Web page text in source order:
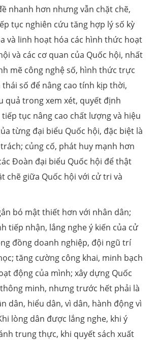
nhanh hơn nhưng vẫn chặt chẽ,
tục nghiên cứu tăng hợp lý số kỳ
và linh hoạt hóa các hình thức hoạt
và các cơ quan của Quốc hội, nhất
mẽ công nghệ số, hình thức trực
số để nâng cao tính kịp thời,
quả trong xem xét, quyết định
tục nâng cao chất lượng và hiệu
từng đại biểu Quốc hội, đặc biệt là
củng cố, phát huy mạnh hơn
Đoàn đại biểu Quốc hội để thật
chẽ giữa Quốc hội với cử tri và
bó mật thiết hơn với nhân dân;
tiếp nhận, lắng nghe ý kiến của cử
đồng doanh nghiệp, đội ngũ trí
tăng cường công khai, minh bạch
động của mình; xây dựng Quốc
minh, nhưng trước hết phải là
dân, hiểu dân, vì dân, hành động vì
lòng dân được lắng nghe, khi ý
trung thực, khi quyết sách xuất